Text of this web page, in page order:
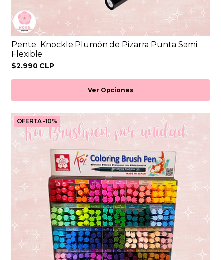
Pentel Knockle Plumón de Pizarra Punta Semi
Flexible
$2.990 CLP
Ver Opciones
OFERTA -10%